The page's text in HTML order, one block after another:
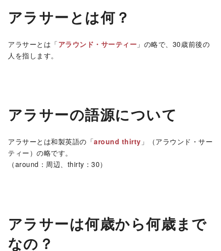
アラサーとは何？
アラサーとは「アラウンド・サーティー 」の略で、30歳前後の
人を指します。
アラサーの語源について
アラサーとは和製英語の「around thirty 」（アラウンド・サー
ティー）の略です。
（around：周辺、thirty：30）
アラサーは何歳から何歳まで
なの？